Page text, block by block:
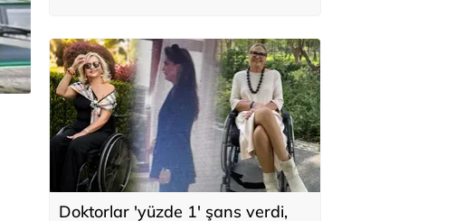
Doktorlar 'yüzde 1' şans verdi,